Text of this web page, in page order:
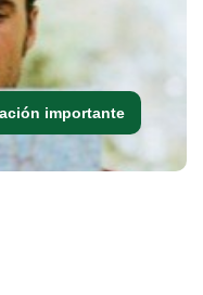
importante